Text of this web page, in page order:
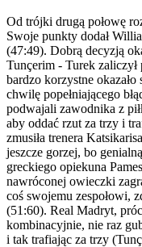
Od trójki drugą połowę
Swoje punkty dodał
(47:49). Dobrą decyzją
Tunçerim - Turek
bardzo korzystne
chwilę popełniającego
podwajali zawodnika z
aby oddać rzut za trzy i
zmusiła trenera
jeszcze gorzej, bo
greckiego opiekuna
nawróconej owieczki
coś swojemu zespołowi,
(51:60). Real Madryt,
kombinacyjnie, nie raz
i tak trafiając za trzy